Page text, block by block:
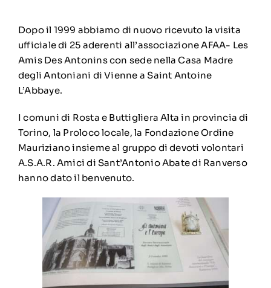
Dopo il 1999 abbiamo di nuovo ricevuto la visita
ufficiale di 25 aderenti all’associazione AFAA- Les
Amis Des Antonins con sede nella Casa Madre
degli Antoniani di Vienne a Saint Antoine
L’Abbaye.
I comuni di Rosta e Buttigliera Alta in provincia di
Torino, la Proloco locale, la Fondazione Ordine
Mauriziano insieme al gruppo di devoti volontari
A.S.A.R. Amici di Sant’Antonio Abate di Ranverso
hanno dato il benvenuto.